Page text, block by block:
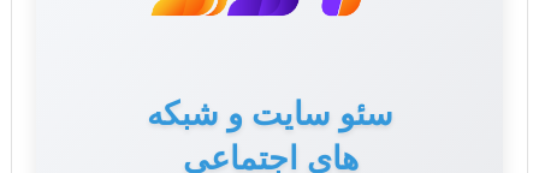
سئو سایت و شبکه
های اجتماعی